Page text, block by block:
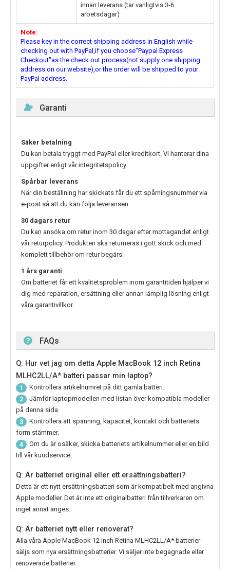
innan leverans.(tar vanligtvis 3-6
arbetsdagar)
Note:
Please key in the correct shipping address in English while
checking out with PayPal,if you choose"Paypal Express
Checkout"as the check out process(not supply one shipping
address on our website),or the order will be shipped to your
PayPal address.
Garanti
Säker betalning
Du kan betala tryggt med PayPal eller kreditkort. Vi hanterar dina
uppgifter enligt vår integritetspolicy.
Spårbar leverans
När din beställning har skickats får du ett spårningsnummer via
e-post så att du kan följa leveransen.
30 dagars retur
Du kan ansöka om retur inom 30 dagar efter mottagandet enligt
vår returpolicy. Produkten ska returneras i gott skick och med
komplett tillbehör om retur begärs.
1 års garanti
Om batteriet får ett kvalitetsproblem inom garantitiden hjälper vi
dig med reparation, ersättning eller annan lämplig lösning enligt
våra garantivillkor.
FAQs
Q: Hur vet jag om detta Apple MacBook 12 inch Retina
MLHC2LL/A* batteri passar min laptop?
1 Kontrollera artikelnumret på ditt gamla batteri.
2
Jämför laptopmodellen med listan över kompatibla modeller
på denna sida.
3
Kontrollera att spänning, kapacitet, kontakt och batteriets
form stämmer.
4
Om du är osäker, skicka batteriets artikelnummer eller en bild
till vår kundservice.
Q: Är batteriet original eller ett ersättningsbatteri?
Detta är ett nytt ersättningsbatteri som är kompatibelt med angivna
Apple modeller. Det är inte ett originalbatteri från tillverkaren om
inget annat anges.
Q: Är batteriet nytt eller renoverat?
Alla våra Apple MacBook 12 inch Retina MLHC2LL/A* batterier
säljs som nya ersättningsbatterier. Vi säljer inte begagnade eller
renoverade batterier.